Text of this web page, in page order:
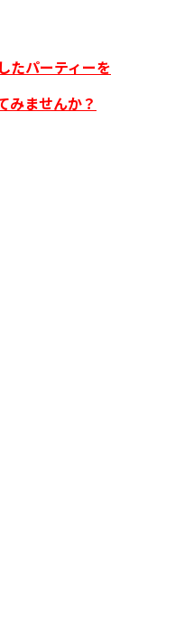
たパーティーを
みませんか？